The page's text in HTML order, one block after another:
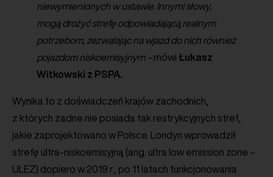
niewymienionych w ustawie. Innymi słowy,
mogą drożyć strefę odpowiadającą realnym
potrzebom, zezwalając na wjazd do nich również
pojazdom niskoemisyjnym –mówi Łukasz
Witkowski z PSPA.
Wynika to z doświadczeń krajów zachodnich,
z których żadne nie posiada tak restrykcyjnych stref,
jakie zaprojektowano w Polsce. Londyn wprowadził
strefę ultra-niskoemisyjną (ang. ultra low emission zone –
ULEZ) dopiero w 2019 r., po 11 latach funkcjonowania